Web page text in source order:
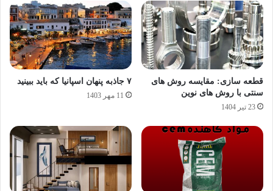
قطعه سازی: مقایسه روش های
سنتی با روش های نوین
23 تیر 1404
۷ جاذبه پنهان اسپانیا که باید ببینید
11 مهر 1403